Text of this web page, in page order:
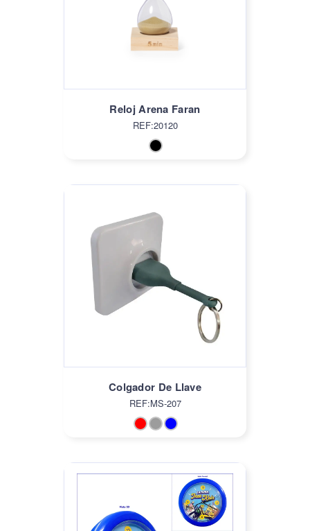
Reloj Arena Faran
REF:20120
Colgador De Llave
REF:MS-207